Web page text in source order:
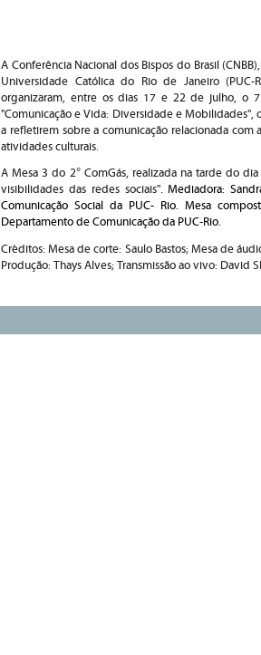
A Conferência Nacional dos Bispos do Brasil
Universidade Católica do Rio de Janeiro
organizaram, entre os dias 17 e 22 de julho, o
"Comunicação e Vida: Diversidade e
a refletirem sobre a comunicação relacionada com
atividades culturais.
A Mesa 3 do 2° ComGás, realizada na tarde do
visibilidades das redes sociais".Mediadora:
Comunicação Social da PUC- Rio. Mesa
Departamento de Comunicação da PUC-Rio.
Créditos: Mesa de corte: Saulo Bastos; Mesa de
Produção: Thays Alves; Transmissão ao vivo: David